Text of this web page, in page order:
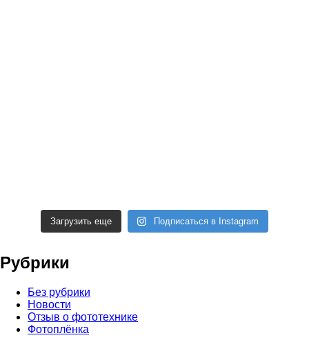
Загрузить еще Подписаться в Instagram
Рубрики
Без рубрики
Новости
Отзыв о фототехнике
Фотоплёнка